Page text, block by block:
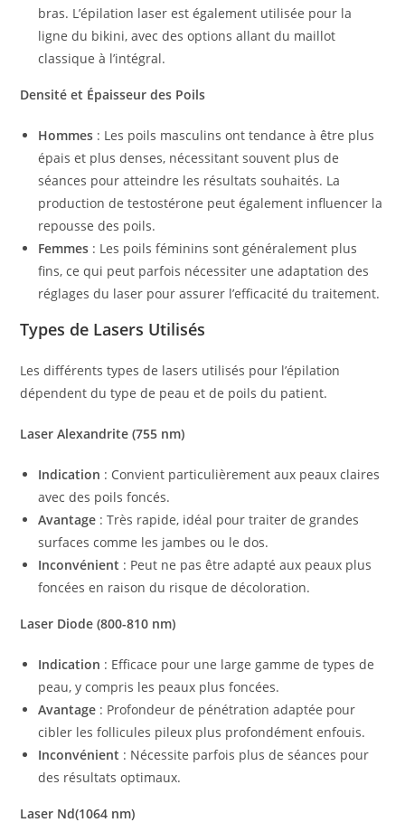
bras. L’épilation laser est également utilisée pour la
ligne du bikini, avec des options allant du maillot
classique à l’intégral.
Densité et Épaisseur des Poils
Hommes : Les poils masculins ont tendance à être plus
épais et plus denses, nécessitant souvent plus de
séances pour atteindre les résultats souhaités. La
production de testostérone peut également influencer la
repousse des poils.
Femmes : Les poils féminins sont généralement plus
fins, ce qui peut parfois nécessiter une adaptation des
réglages du laser pour assurer l’efficacité du traitement.
Types de Lasers Utilisés
Les différents types de lasers utilisés pour l’épilation
dépendent du type de peau et de poils du patient.
Laser Alexandrite (755 nm)
Indication : Convient particulièrement aux peaux claires
avec des poils foncés.
Avantage : Très rapide, idéal pour traiter de grandes
surfaces comme les jambes ou le dos.
Inconvénient : Peut ne pas être adapté aux peaux plus
foncées en raison du risque de décoloration.
Laser Diode (800-810 nm)
Indication : Efficace pour une large gamme de types de
peau, y compris les peaux plus foncées.
Avantage : Profondeur de pénétration adaptée pour
cibler les follicules pileux plus profondément enfouis.
Inconvénient : Nécessite parfois plus de séances pour
des résultats optimaux.
Laser Nd(1064 nm)